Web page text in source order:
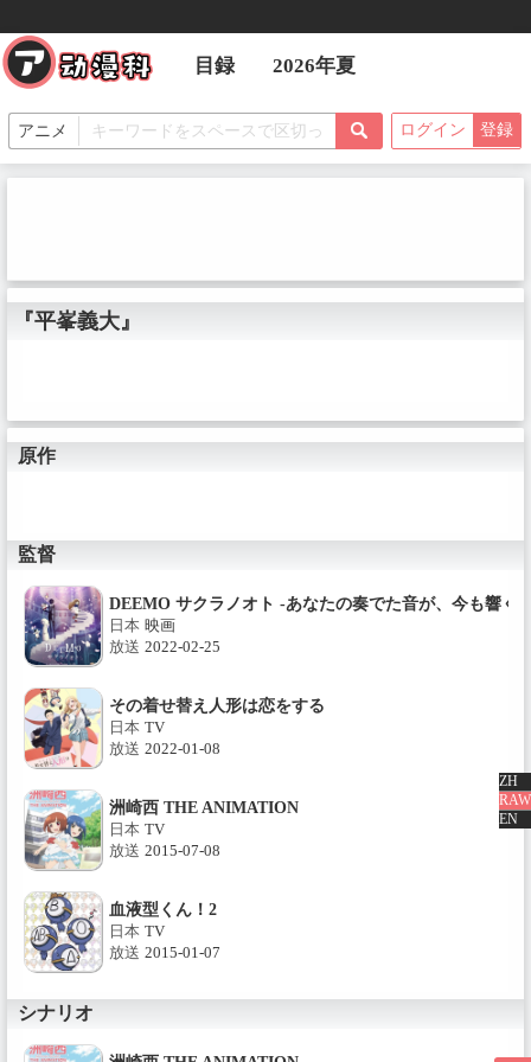
目録 2026年夏
ログイン 登録
ZH
RAW
EN
『平峯義大』
原作
監督
DEEMO サクラノオト -あなたの奏でた音が、今も響く
日本 映画
放送 2022-02-25
その着せ替え人形は恋をする
日本 TV
放送 2022-01-08
洲崎西 THE ANIMATION
日本 TV
放送 2015-07-08
血液型くん！2
日本 TV
放送 2015-01-07
シナリオ